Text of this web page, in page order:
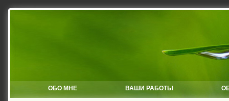
ОБО МНЕ ВАШИ РАБОТЫ